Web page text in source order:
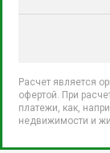
Расчет является
офертой. При
платежи, как,
недвижимости и